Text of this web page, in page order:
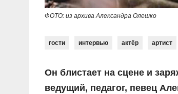
ФОТО: из архива Александра Олешко
гости интервью актёр артист
Он блистает на сцене и
ведущий, педагог, певец